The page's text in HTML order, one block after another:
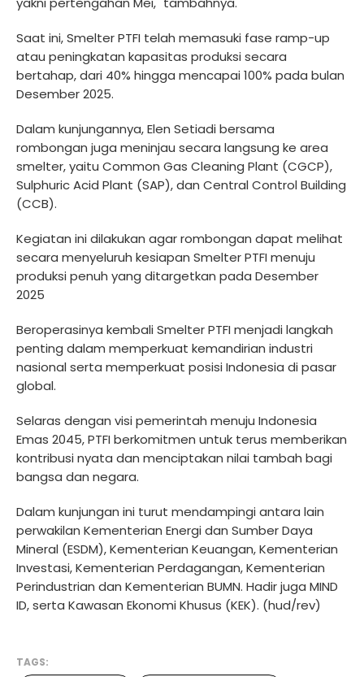
Saat ini, Smelter PTFI telah memasuki fase ramp-up
atau peningkatan kapasitas produksi secara
bertahap, dari 40% hingga mencapai 100% pada bulan
Desember 2025.
Dalam kunjungannya, Elen Setiadi bersama
rombongan juga meninjau secara langsung ke area
smelter, yaitu Common Gas Cleaning Plant (CGCP),
Sulphuric Acid Plant (SAP), dan Central Control Building
(CCB).
Kegiatan ini dilakukan agar rombongan dapat melihat
secara menyeluruh kesiapan Smelter PTFI menuju
produksi penuh yang ditargetkan pada Desember
2025
Beroperasinya kembali Smelter PTFI menjadi langkah
penting dalam memperkuat kemandirian industri
nasional serta memperkuat posisi Indonesia di pasar
global.
Selaras dengan visi pemerintah menuju Indonesia
Emas 2045, PTFI berkomitmen untuk terus memberikan
kontribusi nyata dan menciptakan nilai tambah bagi
bangsa dan negara.
Dalam kunjungan ini turut mendampingi antara lain
perwakilan Kementerian Energi dan Sumber Daya
Mineral (ESDM), Kementerian Keuangan, Kementerian
Investasi, Kementerian Perdagangan, Kementerian
Perindustrian dan Kementerian BUMN. Hadir juga MIND
ID, serta Kawasan Ekonomi Khusus (KEK). (hud/rev)
TAGS: